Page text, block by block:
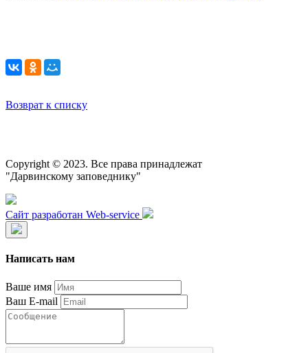
Возврат к списку
Copyright © 2023. Все права принадлежат
"Дарвинскому заповеднику"
Сайт разработан Web-service
Написать нам
Ваше имя
Ваш E-mail